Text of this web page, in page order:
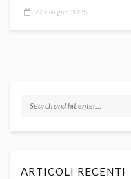
27 Giugno 2025
ARTICOLI RECENTI